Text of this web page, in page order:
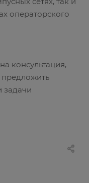
операторского
консультация,
задачи